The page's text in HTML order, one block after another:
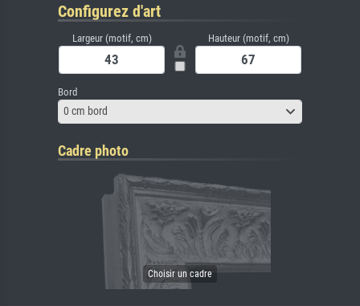
Configurez d'art
Largeur (motif, cm) Hauteur (motif, cm)
Bord
0 cm bord
Cadre photo